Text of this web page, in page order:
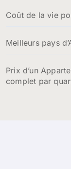
Coût de la vie
Meilleurs pays
Prix d’un
complet par